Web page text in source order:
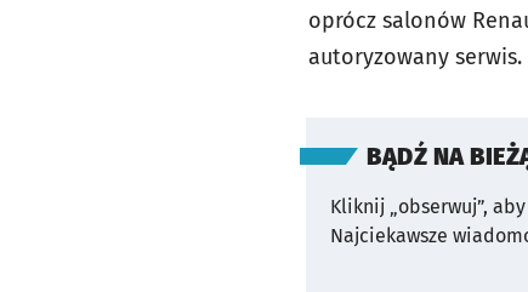
oprócz salonów
autoryzowany serwis.
BĄDŹ NA
Kliknij „obserwuj”,
Najciekawsze